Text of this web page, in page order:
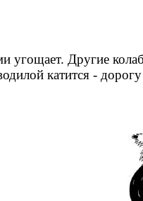
угощает. Другие
катится -